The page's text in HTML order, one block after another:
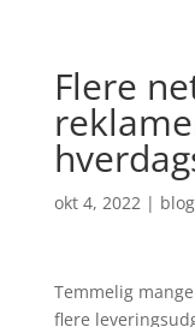
Flere
okt 4, 2022| blog
Temmelig
flere